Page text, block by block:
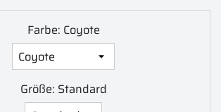
Farbe: Coyote
Größe: Standard